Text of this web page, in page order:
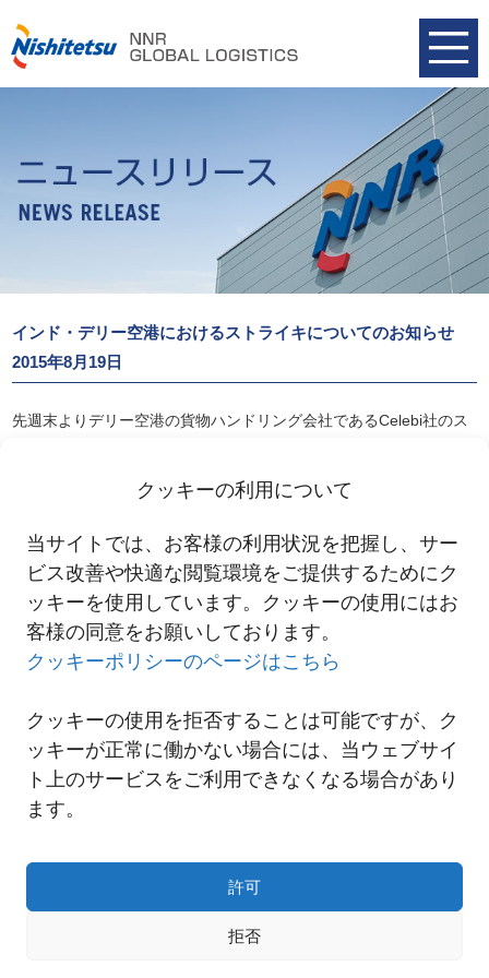
クッキーの利用について
当サイトでは、お客様の利用状況を把握し、サー
ビス改善や快適な閲覧環境をご提供するためにク
ッキーを使用しています。クッキーの使用にはお
客様の同意をお願いしております。
クッキーポリシーのページはこちら
クッキーの使用を拒否することは可能ですが、ク
ッキーが正常に働かない場合には、当ウェブサイ
ト上のサービスをご利用できなくなる場合があり
ます。
許可
拒否
インド・デリー空港におけるストライキについてのお知らせ
2015年8月19日
先週末よりデリー空港の貨物ハンドリング会社であるCelebi社のス
うお願い申し上げます。
一覧へ